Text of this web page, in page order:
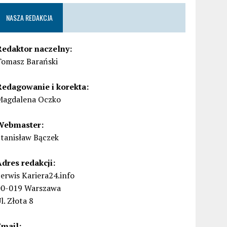
NASZA REDAKCJA
naczelny:
Barański
i korekta:
Oczko
Bączek
redakcji:
Kariera24.info
019 Warszawa
Złota 8